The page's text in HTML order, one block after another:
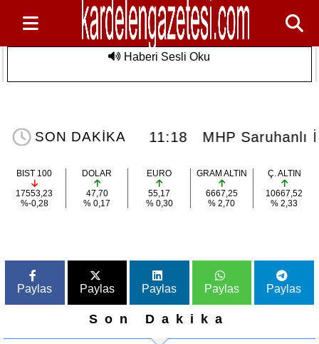
Haberi Sesli Oku
SON DAKİKA
Deniz Etkinliği 11:18 MHP Saruhanlı
BIST 100
17553,23
%-0,28
DOLAR
47,70
% 0,17
EURO
55,17
% 0,30
GRAM ALTIN
6667,25
% 2,70
Ç. ALTIN
10667,52
% 2,33
Paylas Paylas Paylas Paylas Paylas
Son Dakika